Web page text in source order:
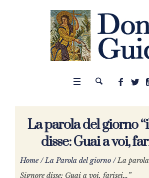
La parola del giorno
disse: Guai a voi,
Home /La Parola del giorno /La
Signore disse: Guai a voi, farisei…”